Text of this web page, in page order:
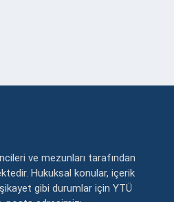
ve mezunları tarafından
Hukuksal konular, içerik
gibi durumlar için YTÜ